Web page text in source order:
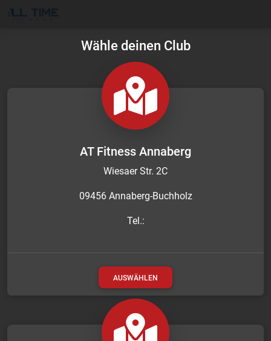
Wähle deinen Club
AT Fitness Annaberg
Wiesaer Str. 2C
09456 Annaberg-Buchholz
Tel.:
AUSWÄHLEN